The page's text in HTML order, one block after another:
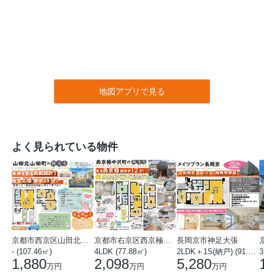
地図アプリで見る
よく見られている物件
- (107.46㎡)
1,880万円
4LDK (77.88㎡)
2,098万円
長岡京市神足大張
5,280万円